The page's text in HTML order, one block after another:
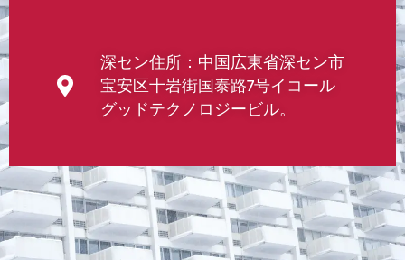
深セン住所：中国広東省深セン市
宝安区十岩街国泰路7号イコール
グッドテクノロジービル。